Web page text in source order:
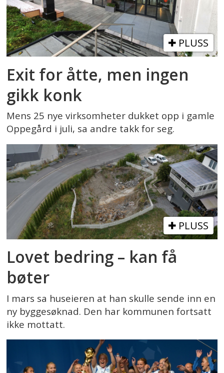
PLUSS
Exit for åtte, men ingen
gikk konk
Mens 25 nye virksomheter dukket opp i gamle
Oppegård i juli, sa andre takk for seg.
PLUSS
Lovet bedring – kan få
bøter
I mars sa huseieren at han skulle sende inn en
ny byggesøknad. Den har kommunen fortsatt
ikke mottatt.